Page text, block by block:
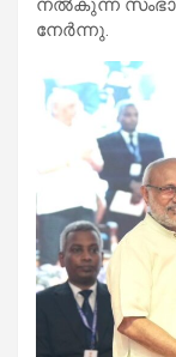
നൽകുന്ന
നേർന്നു.